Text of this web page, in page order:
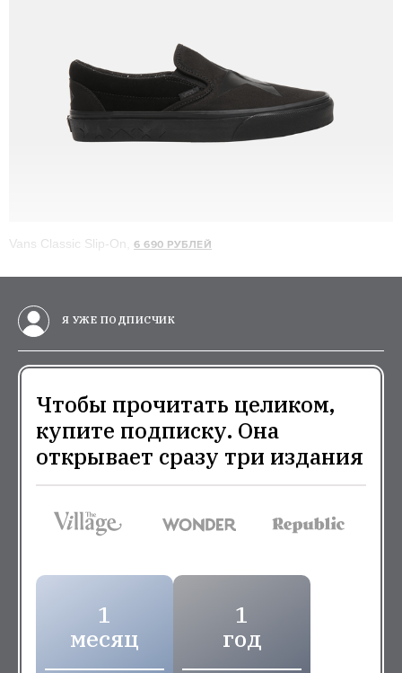
Vans Classic Slip-On, 6 690 РУБЛЕЙ
Я УЖЕ ПОДПИСЧИК
Чтобы прочитать целиком,
купите подписку. Она
открывает сразу три издания
1
месяц
1
год